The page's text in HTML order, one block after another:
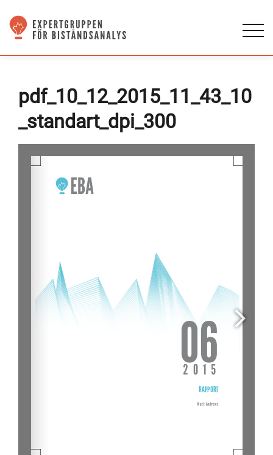
pdf_10_12_2015_11_43_10
_standart_dpi_300